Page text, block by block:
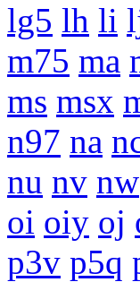
lg5 lh li
m75 ma
ms msx
n97 na
nu nv nw
oi oiy oj
p3v p5q